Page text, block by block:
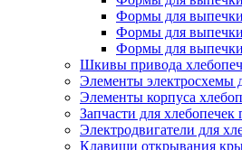
Формы для
Формы для
Формы для
Шкивы привода
Элементы электросхемы
Элементы корпуса
Запчасти для хлебопечек
Электродвигатели для
Клавиши открывания